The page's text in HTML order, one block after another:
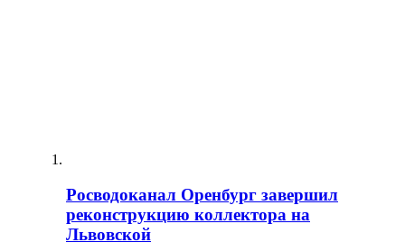
Росводоканал Оренбург завершил
реконструкцию коллектора на
Львовской